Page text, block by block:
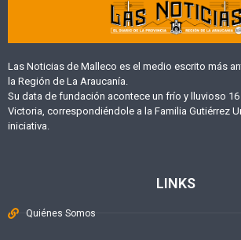
Las Noticias de Malleco es el medio escrito más
la Región de La Araucanía.
Su data de fundación acontece un frío y lluvioso
Victoria, correspondiéndole a la Familia Gutiérrez
iniciativa.
LINKS
Quiénes Somos